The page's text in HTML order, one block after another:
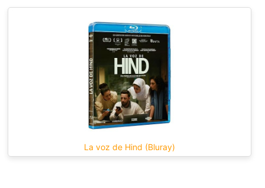
La voz de Hind (Bluray)